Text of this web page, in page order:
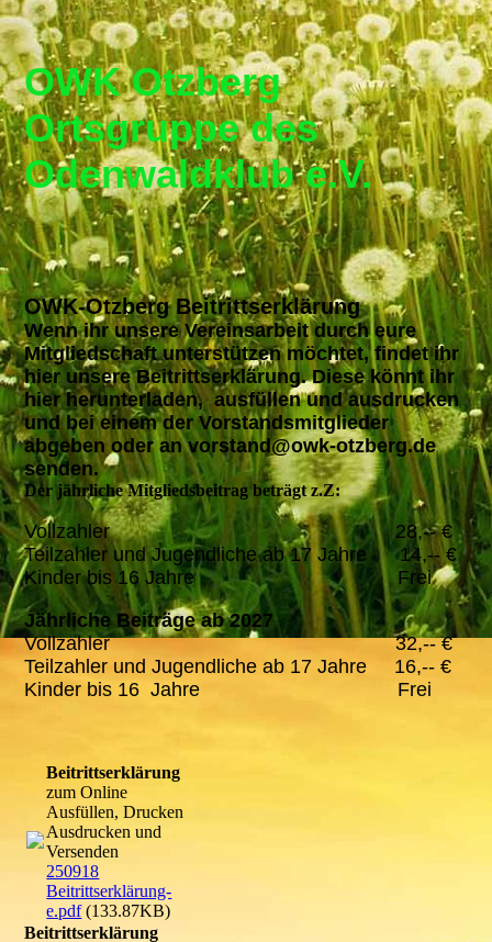
OWK Otzberg
Ortsgruppe des
Odenwaldklub e.V.
OWK-Otzberg Beitrittserklärung
Wenn ihr unsere Vereinsarbeit durch eure
Mitgliedschaft unterstützen möchtet, findet ihr
hier unsere Beitrittserklärung. Diese könnt ihr
hier herunterladen, ausfüllen und ausdrucken
und bei einem der Vorstandsmitglieder
abgeben oder an vorstand@owk-otzberg.de
senden.
Der jährliche Mitgliedsbeitrag beträgt z.Z:
Vollzahler 28,-- €
Teilzahler und Jugendliche ab 17 Jahre 14,-- €
Kinder bis 16 Jahre Frei
Jährliche Beiträge ab 2027
Vollzahler 32,-- €
Teilzahler und Jugendliche ab 17 Jahre 16,-- €
Kinder bis 16 Jahre Frei
Beitrittserklärung
zum Online
Ausfüllen, Drucken
Ausdrucken und
Versenden
250918
Beitrittserklärung-
e.pdf(133.87KB)
Beitrittserklärung